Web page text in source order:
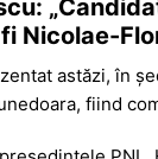
Nicolae-
astăzi, în
fiind